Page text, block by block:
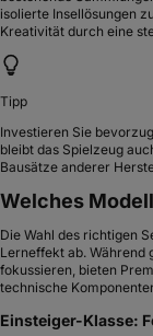
isolierte Insellösungen
Kreativität durch eine
Tipp
Investieren Sie
bleibt das Spielzeug
Bausätze anderer
Welches
Die Wahl des richtigen
Lerneffekt ab. Während
fokussieren, bieten
technische
Einsteiger-Klasse: